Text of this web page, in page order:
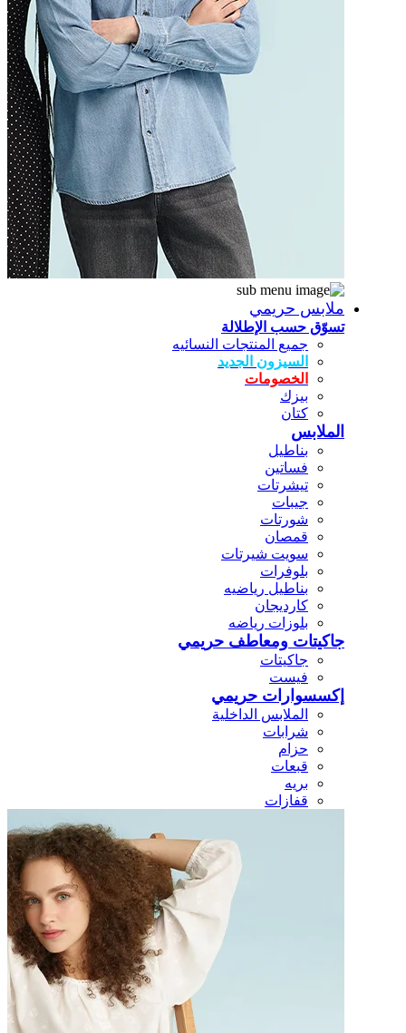
ملابس حريمي
تسوّق حسب الإطلالة
جميع المنتجات النسائيه
السيزون الجديد
الخصومات
بيزك
كتان
الملابس
بناطيل
فساتين
تيشرتات
جيبات
شورتات
قمصان
سويت شيرتات
بلوفرات
بناطيل رياضيه
كارديجان
بلوزات رياضه
جاكيتات ومعاطف حريمي
جاكيتات
فيست
إكسسوارات حريمي
الملابس الداخلية
شرابات
حزام
قبعات
بريه
قفازات